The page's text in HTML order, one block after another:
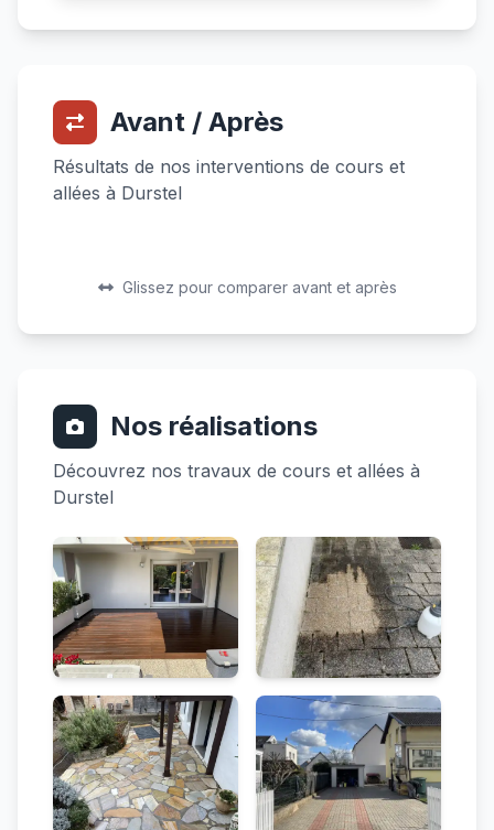
Avant / Après
Résultats de nos interventions de cours et
allées à Durstel
Avant
Après
Glissez pour comparer avant et après
Nos réalisations
Découvrez nos travaux de cours et allées à
Durstel